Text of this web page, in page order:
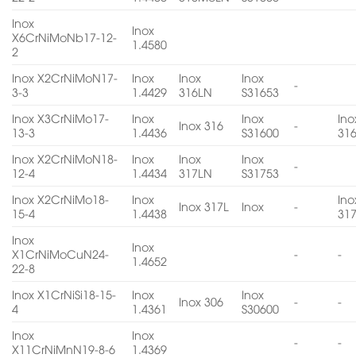
Inox
X6CrNiMoNb17-12-
2
Inox
1.4580
Inox X2CrNiMoN17-
3-3
Inox
1.4429
Inox
316LN
Inox
S31653
-
Inox X3CrNiMo17-
13-3
Inox
1.4436
Inox 316
Inox
S31600
-
Inox X2CrNiMoN18-
12-4
Inox
1.4434
Inox
317LN
Inox
S31753
-
Inox X2CrNiMo18-
15-4
Inox
1.4438
Inox 317L Inox -
Inox
X1CrNiMoCuN24-
22-8
Inox
1.4652
- -
Inox X1CrNiSi18-15-
4
Inox
1.4361
Inox 306
Inox
S30600
- -
Inox
X11CrNiMnN19-8-6
Inox
1.4369
- -